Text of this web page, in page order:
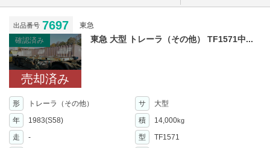
出品番号 7697
東急
確認済み
売却済み
東急 大型 トレーラ（その他） TF1571中...
形 トレーラ（その他） サ
大型
年
1983(S58) 積 14,000kg
走 - 型
TF1571